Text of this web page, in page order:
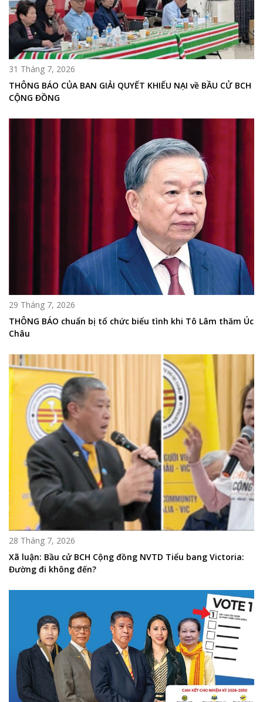
31 Tháng 7, 2026
THÔNG BÁO CỦA BAN GIẢI QUYẾT KHIẾU NẠI về BẦU CỬ BCH
CỘNG ĐỒNG
29 Tháng 7, 2026
THÔNG BÁO chuẩn bị tổ chức biểu tình khi Tô Lâm thăm Úc
Châu
28 Tháng 7, 2026
Xã luận: Bầu cử BCH Cộng đồng NVTD Tiểu bang Victoria:
Đường đi không đến?